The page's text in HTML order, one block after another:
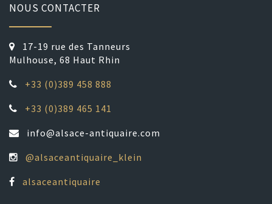
NOUS CONTACTER
17-19 rue des Tanneurs
Mulhouse, 68 Haut Rhin
+33 (0)389 458 888
+33 (0)389 465 141
info@alsace-antiquaire.com
@alsaceantiquaire_klein
alsaceantiquaire